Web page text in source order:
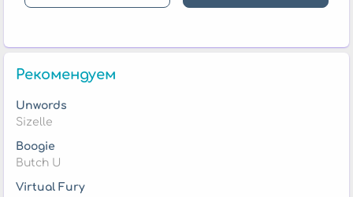
Рекомендуем
Unwords
Sizelle
Boogie
Butch U
Virtual Fury